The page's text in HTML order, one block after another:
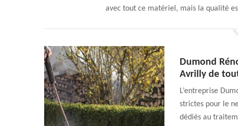
avec tout ce matériel, mais la qualité
Dumond
Avrilly de
L’entreprise
strictes pour le
dédiés au